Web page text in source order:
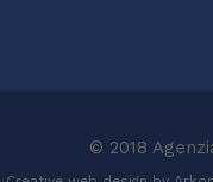
© 2018